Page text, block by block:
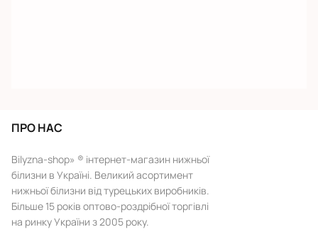
ПРО НАС
Bilyzna-shop» ® інтернет-магазин нижньої
білизни в Україні. Великий асортимент
нижньої білизни від турецьких виробників.
Більше 15 років оптово-роздрібної торгівлі
на ринку України з 2005 року.